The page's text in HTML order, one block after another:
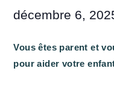
décembre 6,
Vous êtes parent et
pour aider votre